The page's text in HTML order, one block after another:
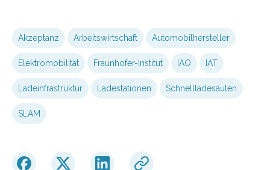
Akzeptanz Arbeitswirtschaft Automobilhersteller
Elektromobilität Fraunhofer-Institut IAO IAT
Ladeinfrastruktur Ladestationen Schnellladesäulen
SLAM